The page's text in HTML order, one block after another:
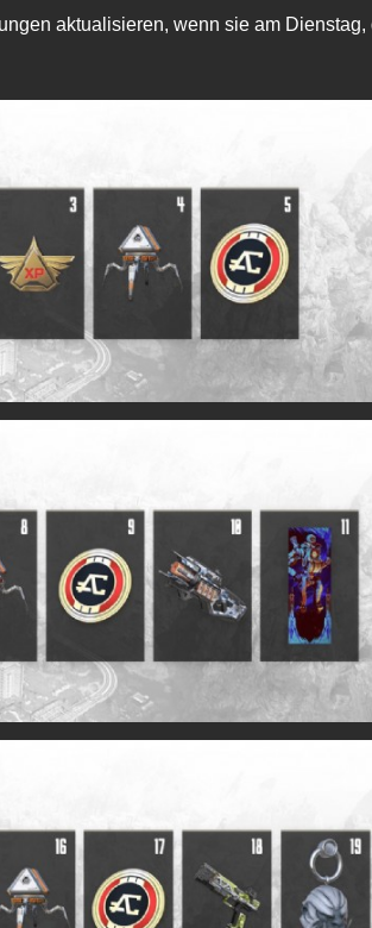
aktualisieren, wenn sie am Dienstag,